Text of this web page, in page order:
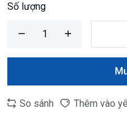
Số lượng
So sánh Thêm vào